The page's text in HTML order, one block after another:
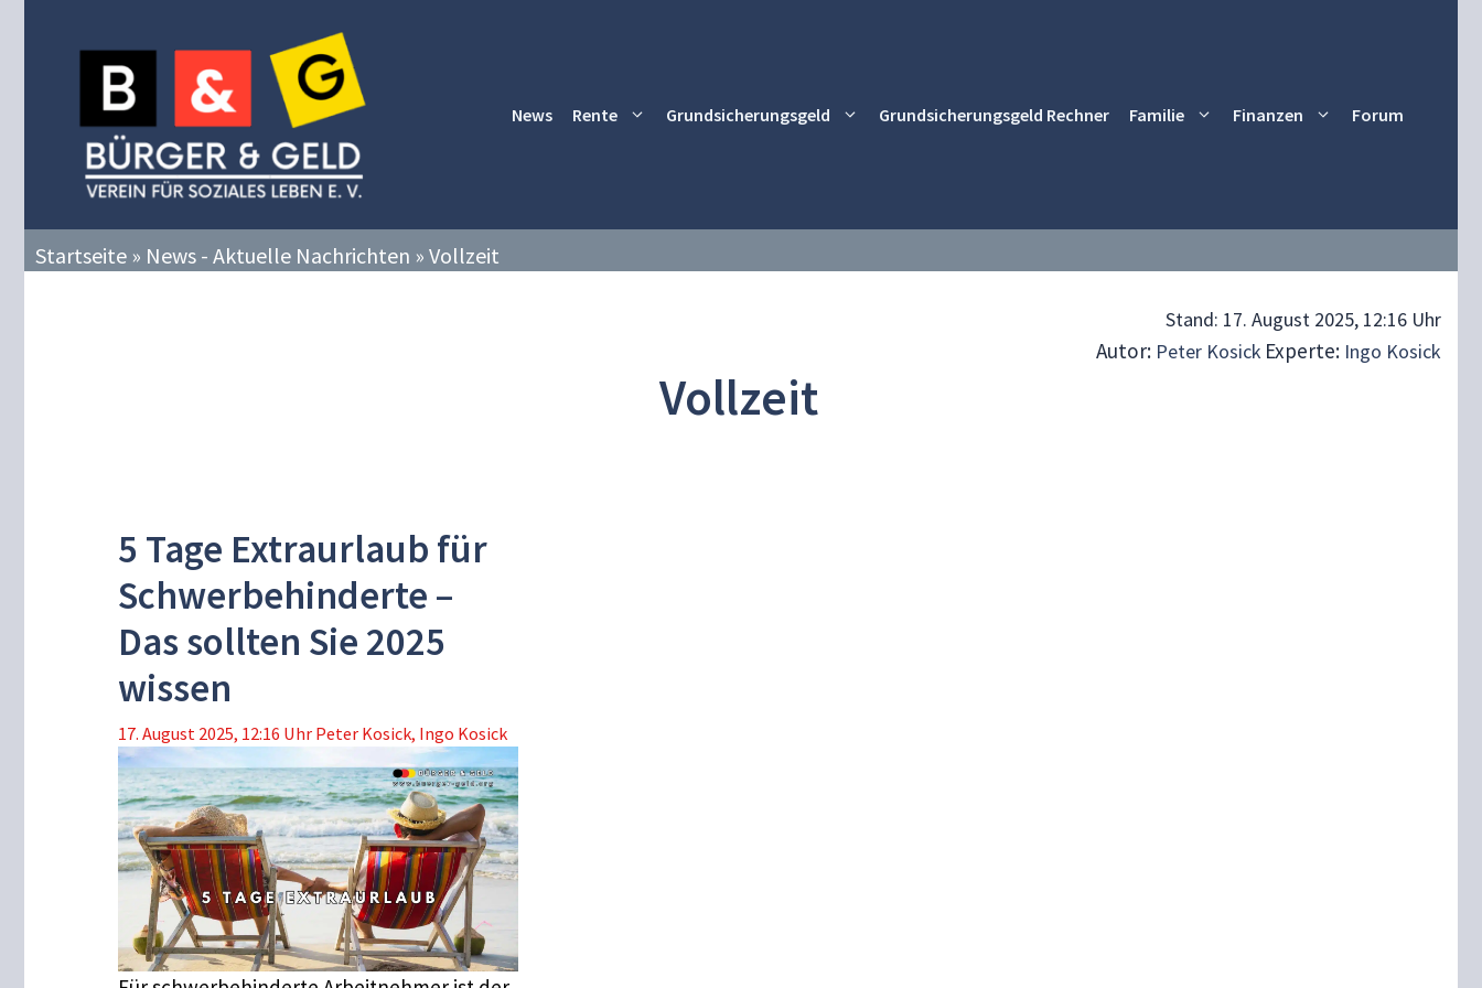
News Rente Grundsicherungsgeld Grundsicherungsgeld Rechner Familie Finanzen Forum
Startseite » News - Aktuelle Nachrichten » Vollzeit
Stand: 17. August 2025, 12:16 Uhr
Autor: Peter Kosick Experte: Ingo Kosick
Vollzeit
5 Tage Extraurlaub für
Schwerbehinderte –
Das sollten Sie 2025
wissen
17. August 2025, 12:16 Uhr Peter Kosick, Ingo Kosick